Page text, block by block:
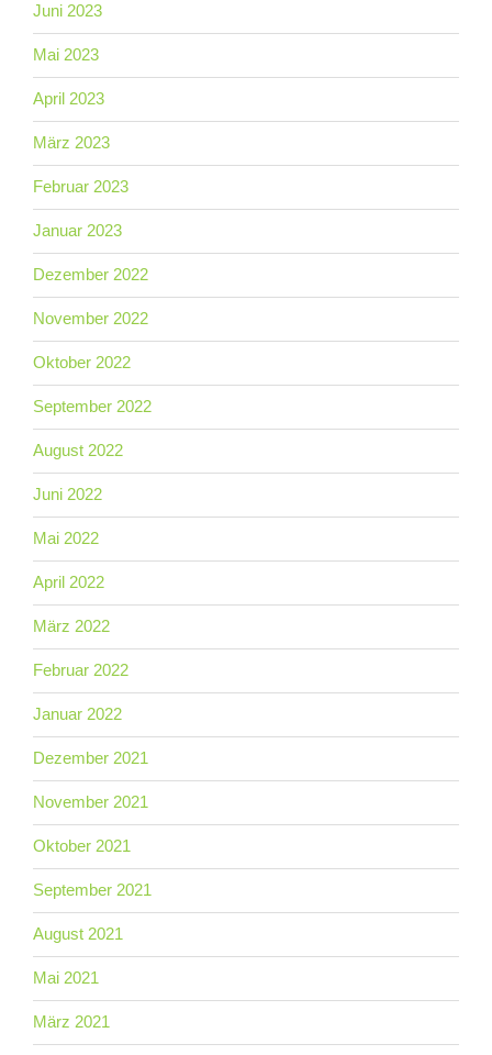
Juni 2023
Mai 2023
April 2023
März 2023
Februar 2023
Januar 2023
Dezember 2022
November 2022
Oktober 2022
September 2022
August 2022
Juni 2022
Mai 2022
April 2022
März 2022
Februar 2022
Januar 2022
Dezember 2021
November 2021
Oktober 2021
September 2021
August 2021
Mai 2021
März 2021